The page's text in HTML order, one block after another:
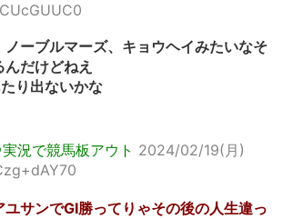
ーブルマーズ、キョウヘイみたいなそ
だけどねえ
り出ないかな
況で競馬板アウト 2024/02/19(月)
サンでGI勝ってりゃその後の人生違っ